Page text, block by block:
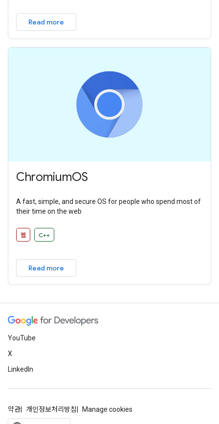
Read more
ChromiumOS
A fast, simple, and secure OS for people who spend most of
their time on the web
웹 C++
Read more
YouTube
X
LinkedIn
약관 개인정보처리방침 Manage cookies